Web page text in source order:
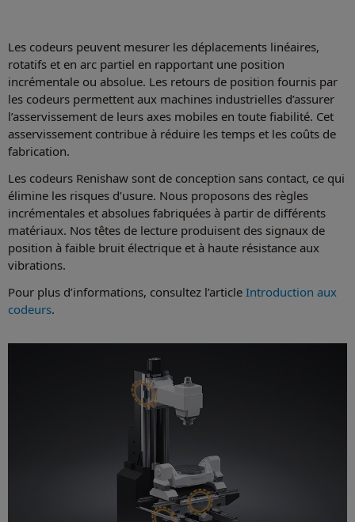
Les codeurs peuvent mesurer les déplacements linéaires,
rotatifs et en arc partiel en rapportant une position
incrémentale ou absolue. Les retours de position fournis par
les codeurs permettent aux machines industrielles d’assurer
l’asservissement de leurs axes mobiles en toute fiabilité. Cet
asservissement contribue à réduire les temps et les coûts de
fabrication.
Les codeurs Renishaw sont de conception sans contact, ce qui
élimine les risques d’usure. Nous proposons des règles
incrémentales et absolues fabriquées à partir de différents
matériaux. Nos têtes de lecture produisent des signaux de
position à faible bruit électrique et à haute résistance aux
vibrations.
Pour plus d’informations, consultez l’article Introduction aux
codeurs.